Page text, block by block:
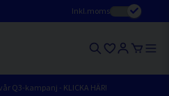
Inkl.moms
Q3-kampanj - KLICKA HÄR!